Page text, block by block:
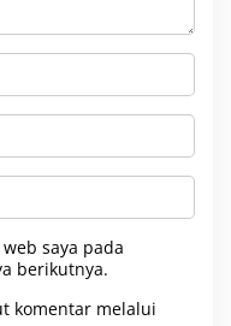
saya pada
berikutnya.
komentar melalui